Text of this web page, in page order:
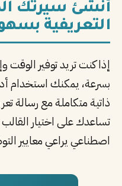
أنشئ سيرتك
التعريفية
إذا كنت تريد توفير الوقت
بسرعة، يمكنك استخدام
ذاتية متكاملة مع رسالة
تساعدك على اختيار
اصطناعي يراعي معايير